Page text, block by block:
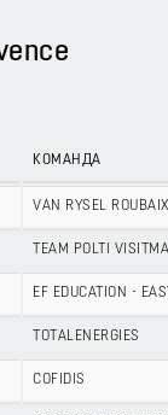
КОМАНДА
VAN RYSEL ROUBAIX
TEAM POLTI
EF EDUCATION -
TOTALENERGIES
COFIDIS